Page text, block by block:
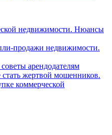
недвижимости. Нюансы
продажи недвижимости.
арендодателям
жертвой мошенников.
коммерческой